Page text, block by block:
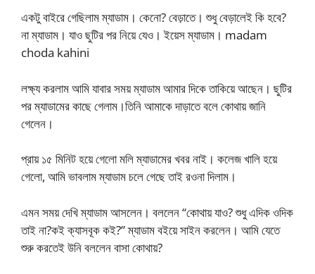
একটু বাইরে গেছিলাম ম্যাডাম। কেনো? বেড়াতে। শুধু বেড়ালেই কি হবে?
না ম্যাডাম। যাও ছুটির পর নিয়ে যেও। ইয়েস ম্যাডাম। madam
choda kahini
লক্ষ্য করলাম আমি যাবার সময় ম্যাডাম আমার দিকে তাকিয়ে আছেন। ছুটির
পর ম্যাডামের কাছে গেলাম।তিনি আমাকে দাড়াতে বলে কোথায় জানি
গেলেন।
প্রায় ১৫ মিনিট হয়ে গেলো মলি ম্যাডামের খবর নাই। কলেজ খালি হয়ে
গেলো, আমি ভাবলাম ম্যাডাম চলে গেছে তাই রওনা দিলাম।
এমন সময় দেখি ম্যাডাম আসলেন। বললেন “কোথায় যাও? শুধু এদিক ওদিক
তাই না?কই ক্যাসবূক কই?” ম্যাডাম বইয়ে সাইন করলেন। আমি যেতে
শুরু করতেই উনি বললেন বাসা কোথায়?